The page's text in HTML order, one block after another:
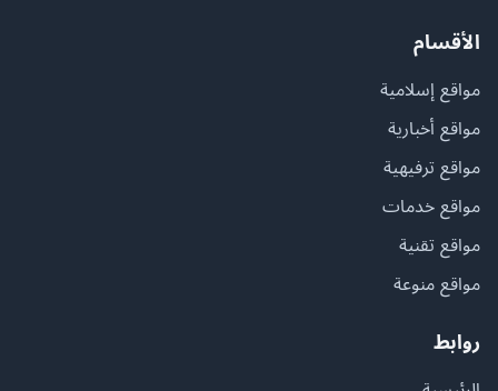
الأقسام
مواقع إسلامية
مواقع أخبارية
مواقع ترفيهية
مواقع خدمات
مواقع تقنية
مواقع منوعة
روابط